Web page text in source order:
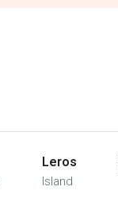
Leros
Island